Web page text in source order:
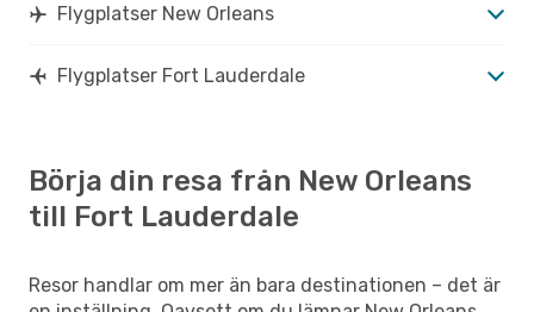
Flygplatser New Orleans
Flygplatser Fort Lauderdale
Börja din resa från New Orleans
till Fort Lauderdale
Resor handlar om mer än bara destinationen – det är